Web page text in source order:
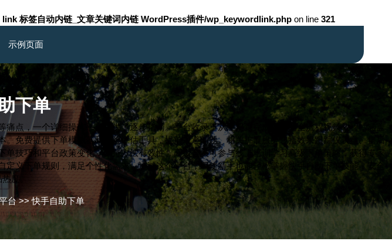
标签自动内链_文章关键词内链 WordPress插件/wp_keywordlink.php on line 321
示例页面
下单
点，一个详细操作平台提供了逐步指南。平台收录了从注册到完成下单的全流程视频教程，涵盖
免费提供下单模拟器和风险评估工具，提前规避问题。相关扩展服务包括效果跟踪仪表盘、售后
技巧和平台政策变化，保持方法有效性。高级会员可参与线上培训学习高级下单策略，获得专家
义下单规则，满足个性化需求。通过这个平台，即使新手也能轻松掌握快手自助下单技能，安全
度。
台>>快手自助下单